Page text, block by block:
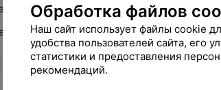
кардиологии», БелМАПО
БГМУ
Обработка файлов
Наш сайт использует файлы cookie
удобства пользователей сайта, его
статистики и предоставления
рекомендаций.